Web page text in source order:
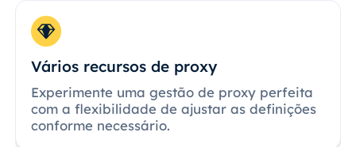
Vários recursos de proxy
Experimente uma gestão de proxy perfeita
com a flexibilidade de ajustar as definições
conforme necessário.